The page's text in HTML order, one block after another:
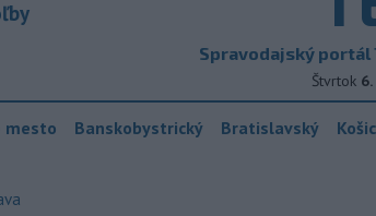
Spravodajský
Štvrtok
mesto Banskobystrický Bratislavský